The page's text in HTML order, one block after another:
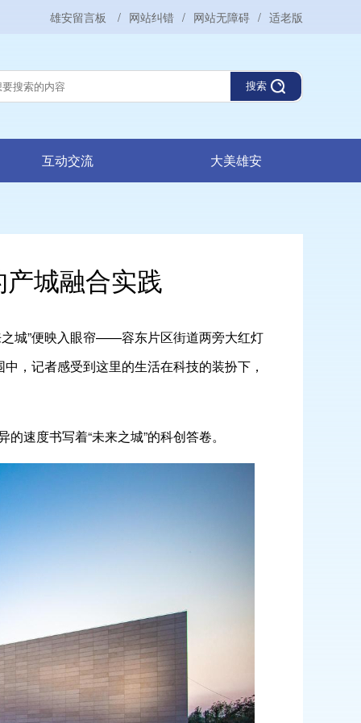
雄安留言板 / 网站纠错 / 网站无障碍 / 适老版
搜索
互动交流 大美雄安
城融合实践
城”便映入眼帘——容东片区街道两旁大红灯
，记者感受到这里的生活在科技的装扮下，
度书写着“未来之城”的科创答卷。